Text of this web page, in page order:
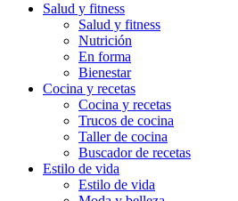
Salud y fitness
Salud y fitness
Nutrición
En forma
Bienestar
Cocina y recetas
Cocina y recetas
Trucos de cocina
Taller de cocina
Buscador de recetas
Estilo de vida
Estilo de vida